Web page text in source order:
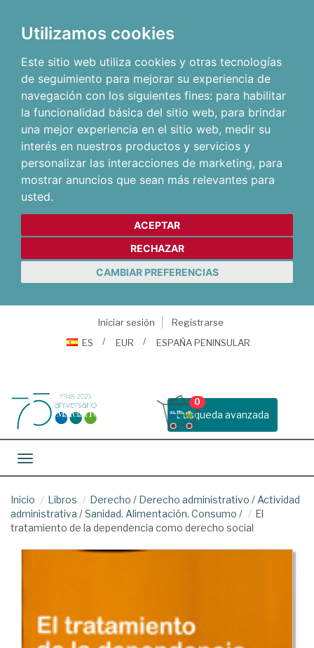
Utilizamos cookies
Este sitio web utiliza cookies y otras tecnologías
de seguimiento para mejorar su experiencia de
navegación con los siguientes fines: para habilitar
la funcionalidad básica del sitio web, para brindar
una mejor experiencia en el sitio web, medir su
interés en nuestros productos y servicios y
personalizar las interacciones de marketing, para
mostrar anuncios que sean más relevantes para
usted.
ACEPTAR
RECHAZAR
CAMBIAR PREFERENCIAS
Iniciar sesión
Registrarse
ES
EUR ESPAÑA PENINSULAR
Busqueda avanzada
0
Toggle navigation
Inicio Libros Derecho / Derecho administrativo / Actividad
administrativa /Sanidad. Alimentación. Consumo /
El
tratamiento de la dependencia como derecho social